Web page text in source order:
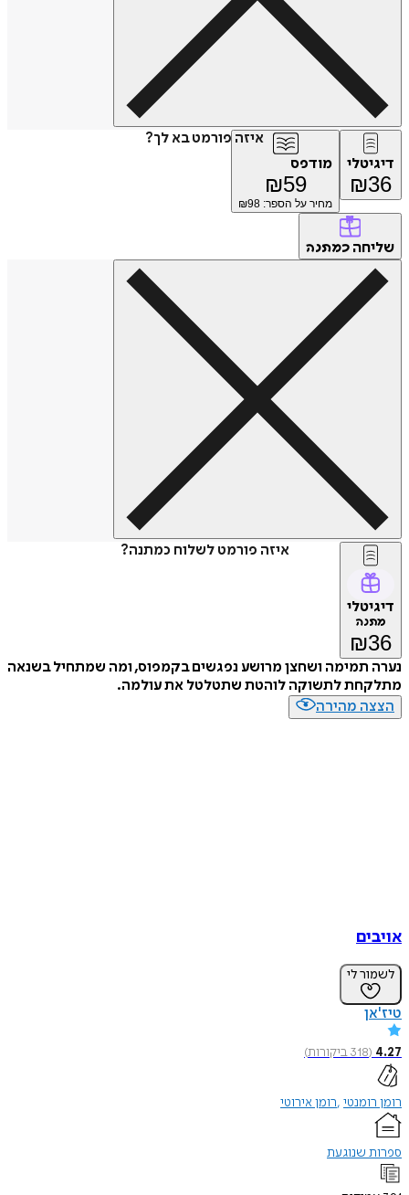
איזה פורמט בא לך?
דיגיטלי
₪36
מודפס
₪59
מחיר על הספר: ₪ 98
שליחה כמתנה
איזה פורמט לשלוח כמתנה?
דיגיטלי
מתנה
₪36
נערה תמימה ושחצן מרושע נפגשים בקמפוס, ומה שמתחיל בשנאה
מתלקחת לתשוקה לוהטת שתטלטל את עולמה.
הצצה מהירה
אויבים
לשמור לי
טיז'אן
4.27
(
318ביקורות)
רומן רומנטי רומן אירוטי
ספרות שנוגעת